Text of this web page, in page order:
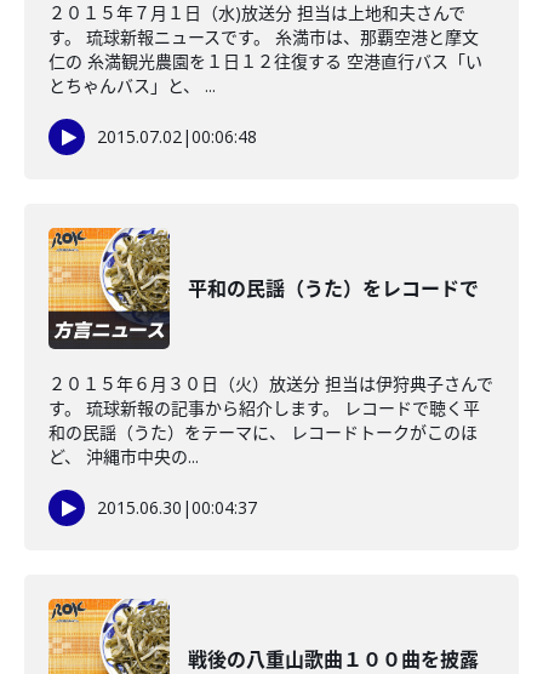
２０１５年７月１日（水)放送分 担当は上地和夫さんで
す。 琉球新報ニュースです。 糸満市は、那覇空港と摩文
仁の 糸満観光農園を１日１２往復する 空港直行バス「い
とちゃんバス」と、 ...
2015.07.02|00:06:48
平和の民謡（うた）をレコードで
２０１５年６月３０日（火）放送分 担当は伊狩典子さんで
す。 琉球新報の記事から紹介します。 レコードで聴く平
和の民謡（うた）をテーマに、 レコードトークがこのほ
ど、 沖縄市中央の...
2015.06.30 |00:04:37
戦後の八重山歌曲１００曲を披露